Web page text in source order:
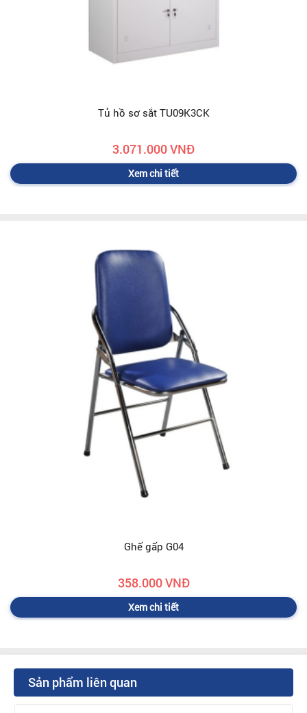
Tủ hồ sơ sắt TU09K3CK
3.071.000 VNĐ
Xem chi tiết
Ghế gấp G04
358.000 VNĐ
Xem chi tiết
Sản phẩm liên quan